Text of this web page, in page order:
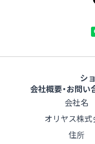
シ
会社概要・お問い
会社名
オリヤス株式
住所